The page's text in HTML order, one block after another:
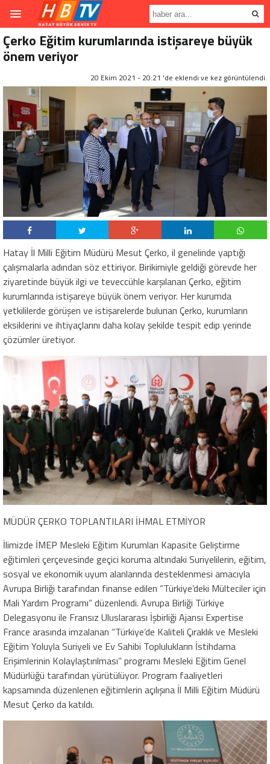
Çerko Eğitim kurumlarında istişareye büyük
önem veriyor
20 Ekim 2021 - 20:21 'de eklendi ve kez görüntülendi.
Hatay İl Milli Eğitim Müdürü Mesut Çerko, il genelinde yaptığı
çalışmalarla adından söz ettiriyor. Birikimiyle geldiği görevde her
ziyaretinde büyük ilgi ve teveccühle karşılanan Çerko, eğitim
kurumlarında istişareye büyük önem veriyor. Her kurumda
yetkililerde görüşen ve istişarelerde bulunan Çerko, kurumların
eksiklerini ve ihtiyaçlarını daha kolay şekilde tespit edip yerinde
çözümler üretiyor.
MÜDÜR ÇERKO TOPLANTILARI İHMAL ETMİYOR
İlimizde İMEP Mesleki Eğitim Kurumları Kapasite Geliştirme
eğitimleri çerçevesinde geçici koruma altındaki Suriyelilerin, eğitim,
sosyal ve ekonomik uyum alanlarında desteklenmesi amacıyla
Avrupa Birliği tarafından finanse edilen “Türkiye’deki Mülteciler için
Mali Yardım Programı” düzenlendi. Avrupa Birliği Türkiye
Delegasyonu ile Fransız Uluslararası İşbirliği Ajansı Expertise
France arasında imzalanan “Türkiye’de Kaliteli Çıraklık ve Mesleki
Eğitim Yoluyla Suriyeli ve Ev Sahibi Toplulukların İstihdama
Erişimlerinin Kolaylaştırılması” programı Mesleki Eğitim Genel
Müdürlüğü tarafından yürütülüyor. Program faaliyetleri
kapsamında düzenlenen eğitimlerin açılışına İl Milli Eğitim Müdürü
Mesut Çerko da katıldı.